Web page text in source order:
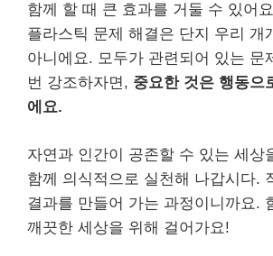
함께 할 때 큰 효과를 거둘 수 있어
플라스틱 문제 해결은 단지 우리 개
아니에요. 모두가 관련되어 있는 문
번 강조하자면, 중요한 것은 행동으
에요.
자연과 인간이 공존할 수 있는 세상
함께 의식적으로 실천해 나갑시다.
결과를 만들어 가는 과정이니까요.
깨끗한 세상을 위해 걸어가요!